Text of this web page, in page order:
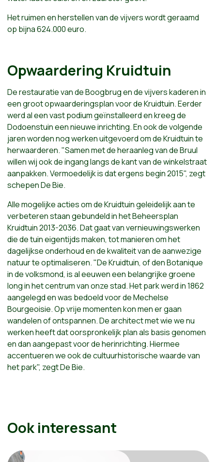
Het ruimen en herstellen van de vijvers wordt geraamd
op bijna 624.000 euro.
Opwaardering Kruidtuin
De restauratie van de Boogbrug en de vijvers kaderen in
een groot opwaarderingsplan voor de Kruidtuin. Eerder
werd al een vast podium geïnstalleerd en kreeg de
Dodoenstuin een nieuwe inrichting. En ook de volgende
jaren worden nog werken uitgevoerd om de Kruidtuin te
herwaarderen. "Samen met de heraanleg van de Bruul
willen wij ook de ingang langs de kant van de winkelstraat
aanpakken. Vermoedelijk is dat ergens begin 2015", zegt
schepen De Bie.
Alle mogelijke acties om de Kruidtuin geleidelijk aan te
verbeteren staan gebundeld in het Beheersplan
Kruidtuin 2013-2036. Dat gaat van vernieuwingswerken
die de tuin eigentijds maken, tot manieren om het
dagelijkse onderhoud en de kwaliteit van de aanwezige
natuur te optimaliseren. "De Kruidtuin, of den Botanique
in de volksmond, is al eeuwen een belangrijke groene
long in het centrum van onze stad. Het park werd in 1862
aangelegd en was bedoeld voor de Mechelse
Bourgeoisie. Op vrije momenten kon men er gaan
wandelen of ontspannen. De architect met wie we nu
werken heeft dat oorspronkelijk plan als basis genomen
en dan aangepast voor de herinrichting. Hiermee
accentueren we ook de cultuurhistorische waarde van
het park", zegt De Bie.
Ook interessant